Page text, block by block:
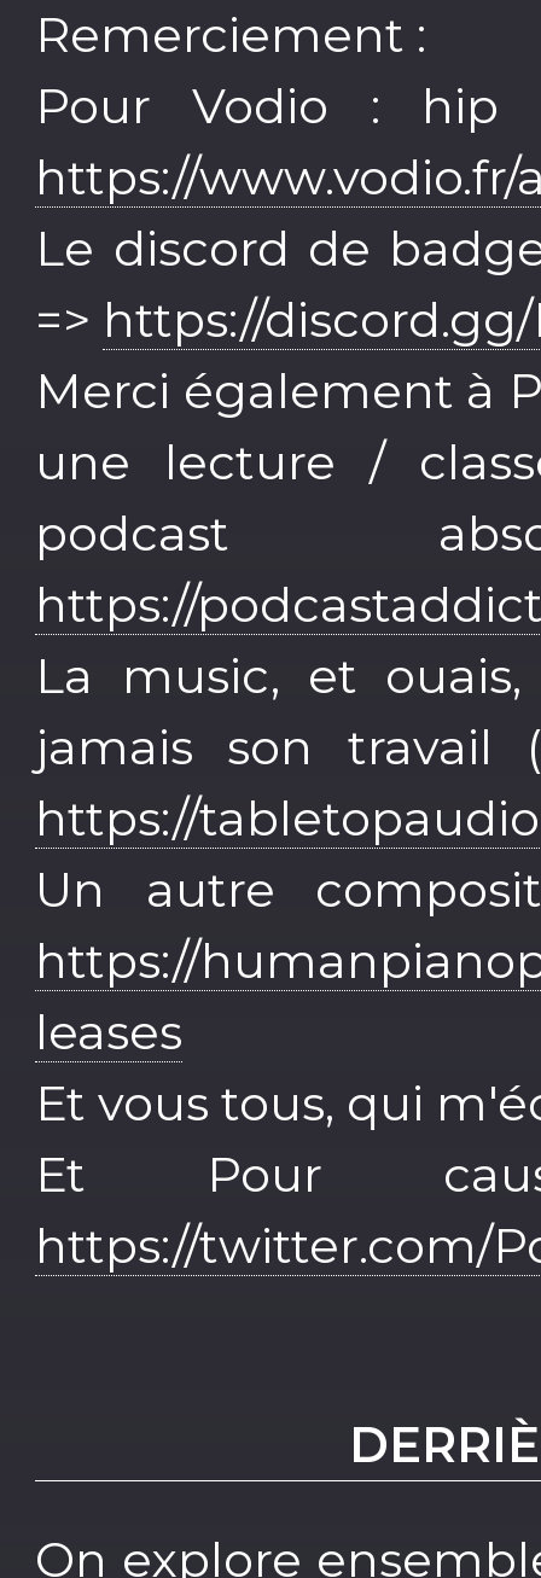
Remerciement :
Pour Vodio :
https://www.vodio.fr/
Le discord de
=> https://
Merci également à
une lecture /
podcast
https://
La music, et
jamais son
https://
Un autre
https://
leases
Et vous tous, qui
Et Pour
https://twitter.com/
On explore